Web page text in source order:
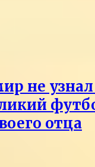
не
отца